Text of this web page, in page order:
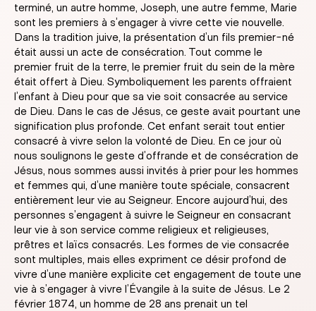
terminé, un autre homme, Joseph, une autre femme, Marie
sont les premiers à s’engager à vivre cette vie nouvelle.
Dans la tradition juive, la présentation d’un fils premier-né
était aussi un acte de consécration. Tout comme le
premier fruit de la terre, le premier fruit du sein de la mère
était offert à Dieu. Symboliquement les parents offraient
l’enfant à Dieu pour que sa vie soit consacrée au service
de Dieu. Dans le cas de Jésus, ce geste avait pourtant une
signification plus profonde. Cet enfant serait tout entier
consacré à vivre selon la volonté de Dieu. En ce jour où
nous soulignons le geste d’offrande et de consécration de
Jésus, nous sommes aussi invités à prier pour les hommes
et femmes qui, d’une manière toute spéciale, consacrent
entièrement leur vie au Seigneur. Encore aujourd’hui, des
personnes s’engagent à suivre le Seigneur en consacrant
leur vie à son service comme religieux et religieuses,
prêtres et laïcs consacrés. Les formes de vie consacrée
sont multiples, mais elles expriment ce désir profond de
vivre d’une manière explicite cet engagement de toute une
vie à s’engager à vivre l’Évangile à la suite de Jésus. Le 2
février 1874, un homme de 28 ans prenait un tel